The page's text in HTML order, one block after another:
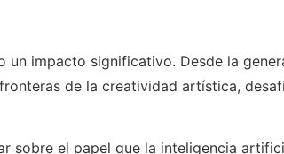
impacto significativo. Desde la
de la creatividad artística,
sobre el papel que la inteligencia